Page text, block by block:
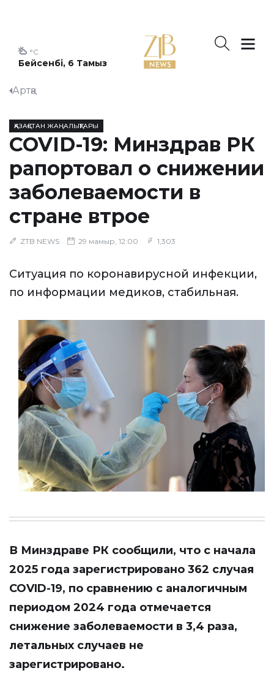
Бейсенбі, 6 Тамыз
°C
Артқа
ҚАЗАҚСТАН ЖАҢАЛЫҚТАРЫ
COVID-19: Минздрав РК
рапортовал о снижении
заболеваемости в
стране втрое
ZTB NEWS 29 мамыр, 12:00 1,303
Ситуация по коронавирусной инфекции,
по информации медиков, стабильная.
В Минздраве РК сообщили, что с начала
2025 года зарегистрировано 362 случая
COVID-19, по сравнению с аналогичным
периодом 2024 года отмечается
снижение заболеваемости в 3,4 раза,
летальных случаев не
зарегистрировано.